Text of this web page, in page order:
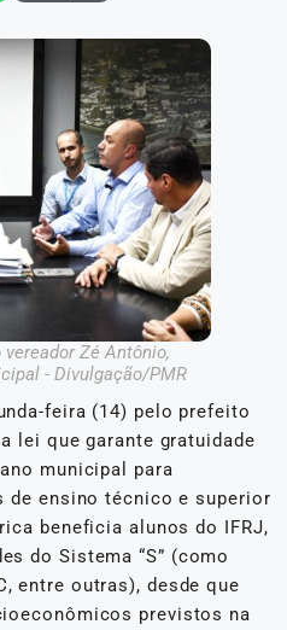
Zé Antônio,
- Divulgação/PMR
feira (14) pelo prefeito
lei que garante gratuidade
municipal para
de ensino técnico e superior
beneficia alunos do IFRJ,
do Sistema “S” (como
entre outras), desde que
previstos na